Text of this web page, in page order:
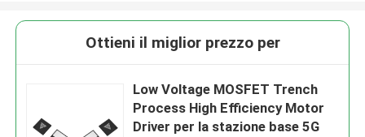
Ottieni il miglior prezzo per
Low Voltage MOSFET Trench
Process High Efficiency Motor
Driver per la stazione base 5G